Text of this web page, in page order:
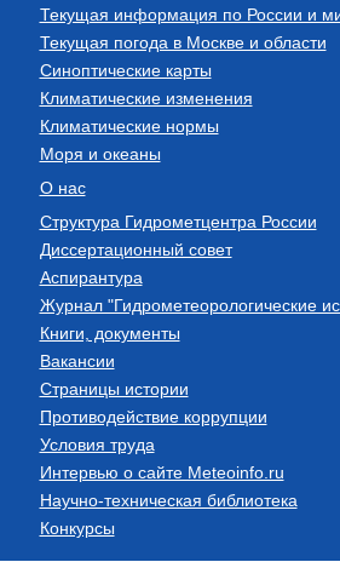
Текущая информация по России и
Текущая погода в Москве и области
Синоптические карты
Климатические изменения
Климатические нормы
Моря и океаны
О нас
Структура Гидрометцентра России
Диссертационный совет
Аспирантура
Журнал "Гидрометеорологические
Книги, документы
Вакансии
Страницы истории
Противодействие коррупции
Условия труда
Интервью о сайте Meteoinfo.ru
Научно-техническая библиотека
Конкурсы